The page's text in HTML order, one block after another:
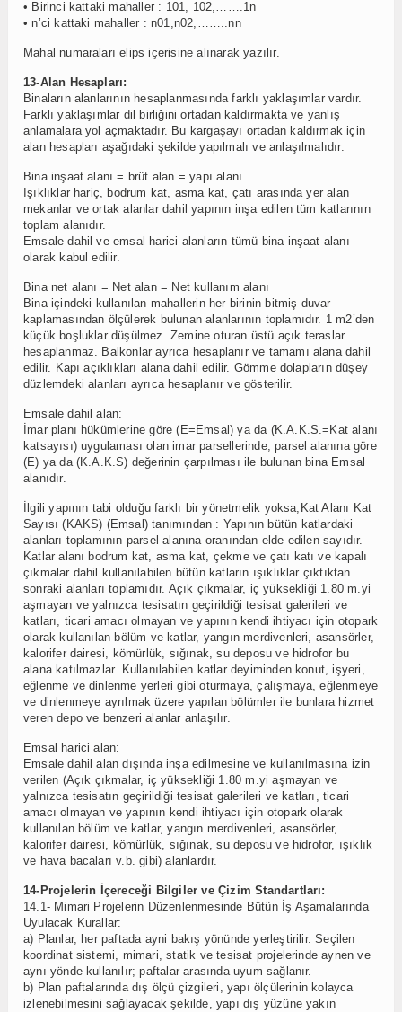
• Birinci kattaki mahaller : 101, 102,…….1n
• n’ci kattaki mahaller : n01,n02,……..nn
Mahal numaraları elips içerisine alınarak yazılır.
13-Alan Hesapları:
Binaların alanlarının hesaplanmasında farklı yaklaşımlar vardır.
Farklı yaklaşımlar dil birliğini ortadan kaldırmakta ve yanlış
anlamalara yol açmaktadır. Bu kargaşayı ortadan kaldırmak için
alan hesapları aşağıdaki şekilde yapılmalı ve anlaşılmalıdır.
Bina inşaat alanı = brüt alan = yapı alanı
Işıklıklar hariç, bodrum kat, asma kat, çatı arasında yer alan
mekanlar ve ortak alanlar dahil yapının inşa edilen tüm katlarının
toplam alanıdır.
Emsale dahil ve emsal harici alanların tümü bina inşaat alanı
olarak kabul edilir.
Bina net alanı = Net alan = Net kullanım alanı
Bina içindeki kullanılan mahallerin her birinin bitmiş duvar
kaplamasından ölçülerek bulunan alanlarının toplamıdır. 1 m2’den
küçük boşluklar düşülmez. Zemine oturan üstü açık teraslar
hesaplanmaz. Balkonlar ayrıca hesaplanır ve tamamı alana dahil
edilir. Kapı açıklıkları alana dahil edilir. Gömme dolapların düşey
düzlemdeki alanları ayrıca hesaplanır ve gösterilir.
Emsale dahil alan:
İmar planı hükümlerine göre (E=Emsal) ya da (K.A.K.S.=Kat alanı
katsayısı) uygulaması olan imar parsellerinde, parsel alanına göre
(E) ya da (K.A.K.S) değerinin çarpılması ile bulunan bina Emsal
alanıdır.
İlgili yapının tabi olduğu farklı bir yönetmelik yoksa,Kat Alanı Kat
Sayısı (KAKS) (Emsal) tanımından : Yapının bütün katlardaki
alanları toplamının parsel alanına oranından elde edilen sayıdır.
Katlar alanı bodrum kat, asma kat, çekme ve çatı katı ve kapalı
çıkmalar dahil kullanılabilen bütün katların ışıklıklar çıktıktan
sonraki alanları toplamıdır. Açık çıkmalar, iç yüksekliği 1.80 m.yi
aşmayan ve yalnızca tesisatın geçirildiği tesisat galerileri ve
katları, ticari amacı olmayan ve yapının kendi ihtiyacı için otopark
olarak kullanılan bölüm ve katlar, yangın merdivenleri, asansörler,
kalorifer dairesi, kömürlük, sığınak, su deposu ve hidrofor bu
alana katılmazlar. Kullanılabilen katlar deyiminden konut, işyeri,
eğlenme ve dinlenme yerleri gibi oturmaya, çalışmaya, eğlenmeye
ve dinlenmeye ayrılmak üzere yapılan bölümler ile bunlara hizmet
veren depo ve benzeri alanlar anlaşılır.
Emsal harici alan:
Emsale dahil alan dışında inşa edilmesine ve kullanılmasına izin
verilen (Açık çıkmalar, iç yüksekliği 1.80 m.yi aşmayan ve
yalnızca tesisatın geçirildiği tesisat galerileri ve katları, ticari
amacı olmayan ve yapının kendi ihtiyacı için otopark olarak
kullanılan bölüm ve katlar, yangın merdivenleri, asansörler,
kalorifer dairesi, kömürlük, sığınak, su deposu ve hidrofor, ışıklık
ve hava bacaları v.b. gibi) alanlardır.
14-Projelerin İçereceği Bilgiler ve Çizim Standartları:
14.1- Mimari Projelerin Düzenlenmesinde Bütün İş Aşamalarında
Uyulacak Kurallar:
a) Planlar, her paftada ayni bakış yönünde yerleştirilir. Seçilen
koordinat sistemi, mimari, statik ve tesisat projelerinde aynen ve
aynı yönde kullanılır; paftalar arasında uyum sağlanır.
b) Plan paftalarında dış ölçü çizgileri, yapı ölçülerinin kolayca
izlenebilmesini sağlayacak şekilde, yapı dış yüzüne yakın